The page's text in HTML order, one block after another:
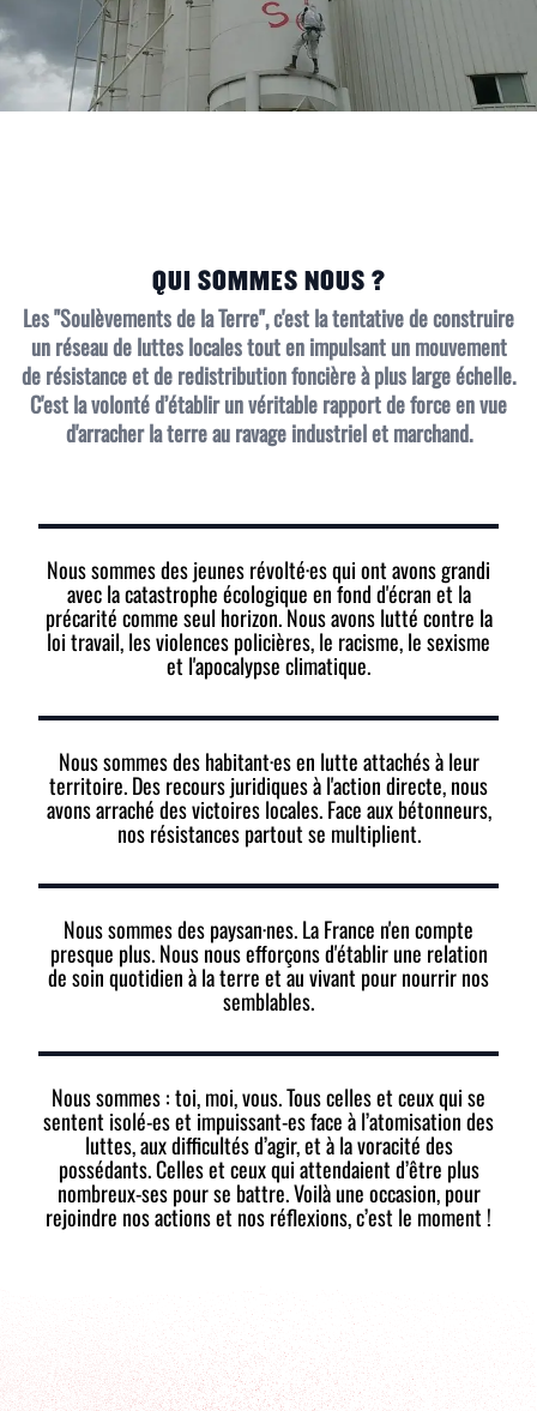
QUI SOMMES NOUS ?
Les "Soulèvements de la Terre", c'est la tentative de construire
un réseau de luttes locales tout en impulsant un mouvement
de résistance et de redistribution foncière à plus large échelle.
C'est la volonté d’établir un véritable rapport de force en vue
d'arracher la terre au ravage industriel et marchand.
Nous sommes des jeunes révolté·es qui ont avons grandi
avec la catastrophe écologique en fond d'écran et la
précarité comme seul horizon. Nous avons lutté contre la
loi travail, les violences policières, le racisme, le sexisme
et l'apocalypse climatique.
Nous sommes des habitant·es en lutte attachés à leur
territoire. Des recours juridiques à l'action directe, nous
avons arraché des victoires locales. Face aux bétonneurs,
nos résistances partout se multiplient.
Nous sommes des paysan·nes. La France n'en compte
presque plus. Nous nous efforçons d'établir une relation
de soin quotidien à la terre et au vivant pour nourrir nos
semblables.
Nous sommes : toi, moi, vous. Tous celles et ceux qui se
sentent isolé-es et impuissant-es face à l’atomisation des
luttes, aux difficultés d’agir, et à la voracité des
possédants. Celles et ceux qui attendaient d’être plus
nombreux-ses pour se battre. Voilà une occasion, pour
rejoindre nos actions et nos réflexions, c’est le moment !